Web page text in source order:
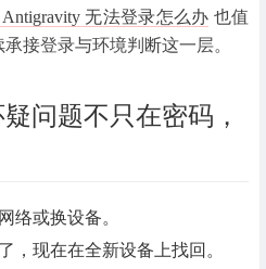
Antigravity 无法登录怎么办 也值
接登录与环境判断这一层。
问题不只在密码，
络或换设备。
，现在在全新设备上找回。